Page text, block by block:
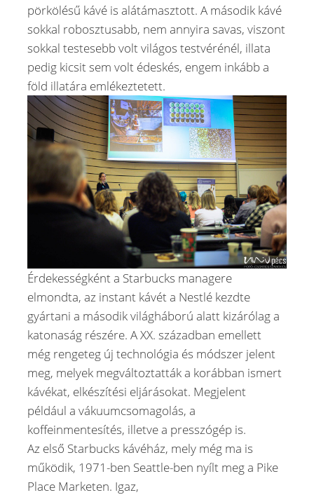
pörkölésű kávé is alátámasztott. A második kávé
sokkal robosztusabb, nem annyira savas, viszont
sokkal testesebb volt világos testvérénél, illata
pedig kicsit sem volt édeskés, engem inkább a
föld illatára emlékeztetett.
Érdekességként a Starbucks managere
elmondta, az instant kávét a Nestlé kezdte
gyártani a második világháború alatt kizárólag a
katonaság részére. A XX. században emellett
még rengeteg új technológia és módszer jelent
meg, melyek megváltoztatták a korábban ismert
kávékat, elkészítési eljárásokat. Megjelent
például a vákuumcsomagolás, a
koffeinmentesítés, illetve a presszógép is.
Az első Starbucks kávéház, mely még ma is
működik, 1971-ben Seattle-ben nyílt meg a Pike
Place Marketen. Igaz,